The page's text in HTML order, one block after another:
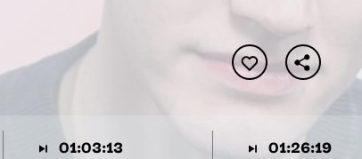
01:03:13 01:26:19